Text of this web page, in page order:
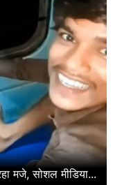
मजे, सोशल मीडिया...